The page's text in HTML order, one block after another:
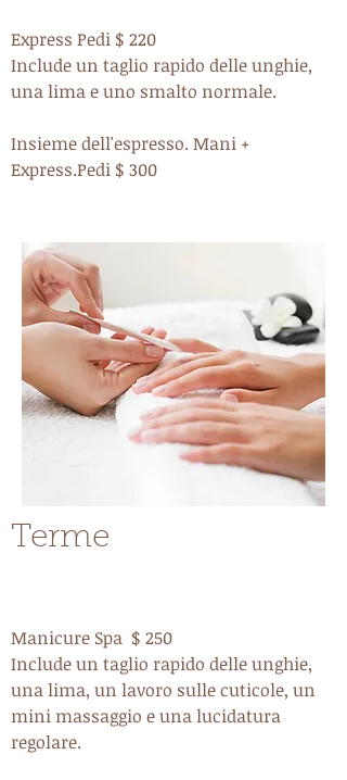
Express Pedi $ 220
Include un taglio rapido delle unghie,
una lima e uno smalto normale.
Insieme dell'espresso. Mani +
Express.Pedi $ 300
Terme
Manicure Spa $ 250
Include un taglio rapido delle unghie,
una lima, un lavoro sulle cuticole, un
mini massaggio e una lucidatura
regolare.